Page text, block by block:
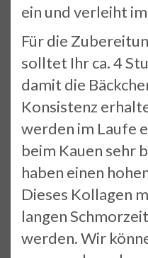
ein und verleiht
Für die
solltet Ihr ca. 4
damit die
Konsistenz
werden im Laufe
beim Kauen sehr
haben einen
Dieses Kollagen
langen
werden. Wir